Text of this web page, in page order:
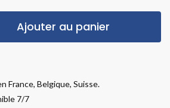
Ajouter au panier
France, Belgique, Suisse.
7/7